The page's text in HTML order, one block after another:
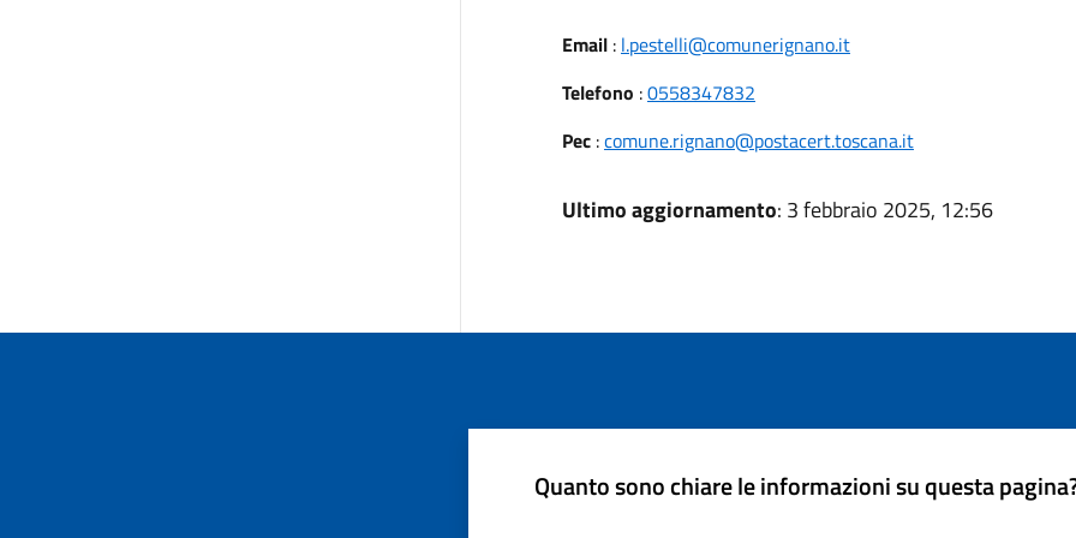
Email: l.pestelli@comunerignano.it
Telefono :0558347832
Pec:comune.rignano@postacert.toscana.it
Ultimo aggiornamento: 3 febbraio 2025, 12:56
Quanto sono chiare le informazioni su questa